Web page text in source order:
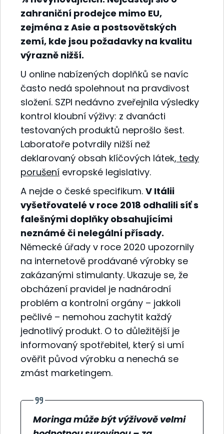
zahraniční prodejce mimo EU,
zejména z Asie a postsovětských
zemí, kde jsou požadavky na kvalitu
výrazně nižší.
U online nabízených doplňků se navíc
často nedá spolehnout na pravdivost
složení. SZPI nedávno zveřejnila výsledky
kontrol kloubní výživy: z dvanácti
testovaných produktů neprošlo šest.
Laboratoře potvrdily nižší než
deklarovaný obsah klíčových látek, tedy
porušení evropské legislativy.
A nejde o české specifikum. V Itálii
vyšetřovatelé v roce 2018 odhalili síť s
falešnými doplňky obsahujícími
neznámé či nelegální přísady.
Německé úřady v roce 2020 upozornily
na internetově prodávané výrobky se
zakázanými stimulanty. Ukazuje se, že
obcházení pravidel je nadnárodní
problém a kontrolní orgány – jakkoli
pečlivé – nemohou zachytit každý
jednotlivý produkt. O to důležitější je
informovaný spotřebitel, který si umí
ověřit původ výrobku a nenechá se
zmást marketingem.
Moringa může být výživově velmi